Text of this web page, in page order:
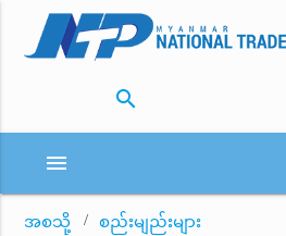
search
menu
အစသို့ စည်းမျည်းများ